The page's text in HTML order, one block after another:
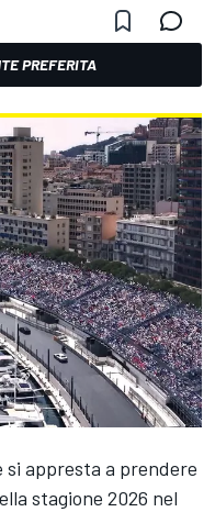
PREFERITA
si appresta a prendere
stagione 2026 nel